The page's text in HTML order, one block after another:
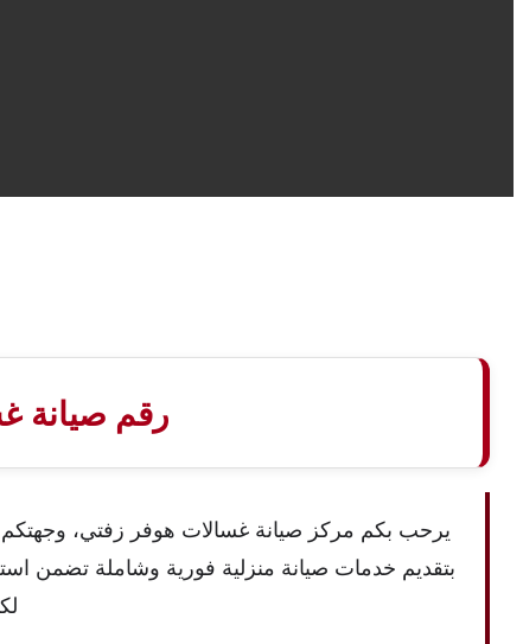
رقم صيانة
يرحب بكم مركز صيانة غسالات هوفر زفتي، وجهتكم
بتقديم خدمات صيانة منزلية فورية وشاملة تضمن